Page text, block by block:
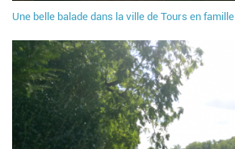
Une belle balade dans la ville de Tours en famille